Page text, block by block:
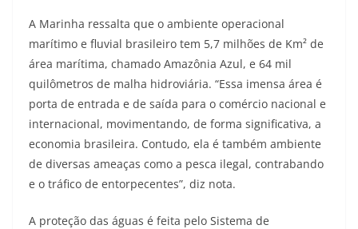
A Marinha ressalta que o ambiente operacional
marítimo e fluvial brasileiro tem 5,7 milhões de Km² de
área marítima, chamado Amazônia Azul, e 64 mil
quilômetros de malha hidroviária. “Essa imensa área é
porta de entrada e de saída para o comércio nacional e
internacional, movimentando, de forma significativa, a
economia brasileira. Contudo, ela é também ambiente
de diversas ameaças como a pesca ilegal, contrabando
e o tráfico de entorpecentes”, diz nota.
A proteção das águas é feita pelo Sistema de